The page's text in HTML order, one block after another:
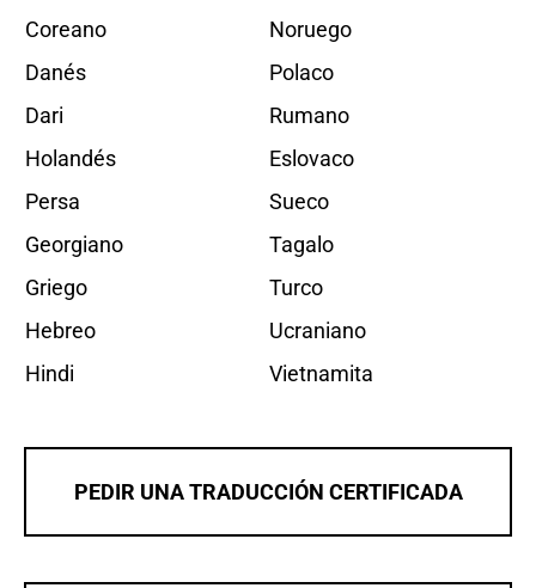
Coreano
Danés
Dari
Holandés
Persa
Georgiano
Griego
Hebreo
Hindi
Noruego
Polaco
Rumano
Eslovaco
Sueco
Tagalo
Turco
Ucraniano
Vietnamita
PEDIR UNA TRADUCCIÓN CERTIFICADA